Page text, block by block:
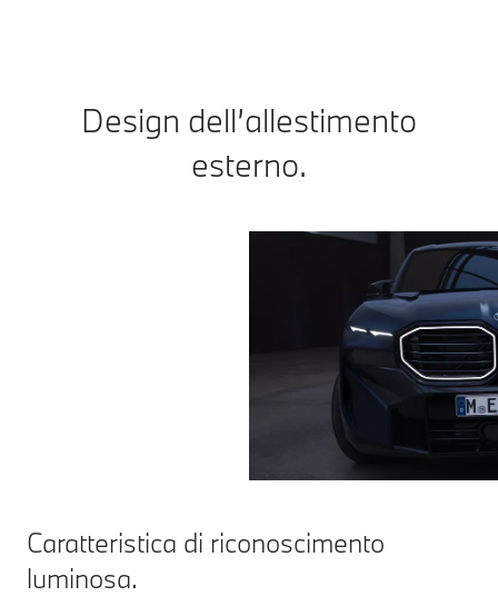
Design dell’allestimento
esterno.
Caratteristica di riconoscimento
luminosa.